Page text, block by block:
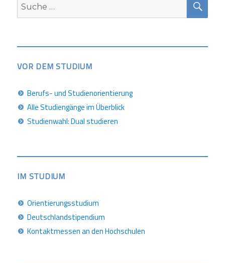
nach:
VOR DEM STUDIUM
Berufs- und Studienorientierung
Alle Studiengänge im Überblick
Studienwahl: Dual studieren
IM STUDIUM
Orientierungsstudium
Deutschlandstipendium
Kontaktmessen an den Hochschulen